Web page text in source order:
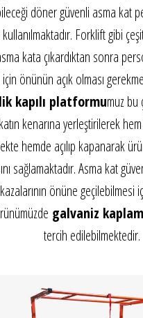
döner güvenli asma kat
Forklift gibi
kata çıkardıktan sonra
önünün açık olması
kapılı platformumuz bu
kenarına yerleştirilerek
hemde açılıp kapanarak
sağlamaktadır. Asma kat
önüne geçilebilmesi
galvaniz
tercih edilebilmektedir.